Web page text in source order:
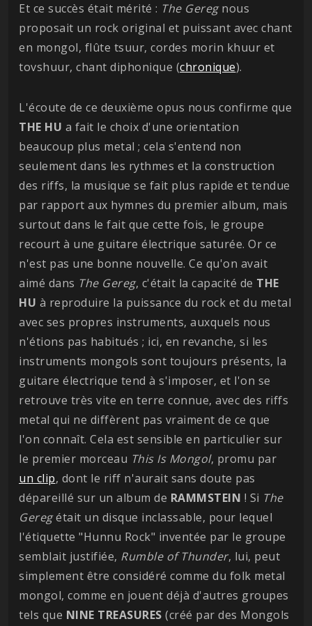
Et ce succès était mérité : The Geregnous
proposait un rock original et puissant avec chant
en mongol, flûte tsuur, cordes morin khuur et
tovshuur, chant diphonique (chronique).
L'écoute de ce deuxième opus nous confirme que
THE HU a fait le choix d'une orientation
beaucoup plus metal ; cela s'entend non
seulement dans les rythmes et la construction
des riffs, la musique se fait plus rapide et tendue
par rapport aux hymnes du premier album, mais
surtout dans le fait que cette fois, le groupe
recourt à une guitare électrique saturée. Or ce
n'est pas une bonne nouvelle. Ce qu'on avait
aimé dans The Gereg, c'était la capacité de THE
HU à reproduire la puissance du rock et du metal
avec ses propres instruments, auxquels nous
n'étions pas habitués ; ici, en revanche, si les
instruments mongols sont toujours présents, la
guitare électrique tend à s'imposer, et l'on se
retrouve très vite en terre connue, avec des riffs
metal qui ne diffèrent pas vraiment de ce que
l'on connaît. Cela est sensible en particulier sur
le premier morceau This Is Mongol, promu par
un clip, dont le riff n'aurait sans doute pas
dépareillé sur un album de RAMMSTEIN ! Si The
Geregétait un disque inclassable, pour lequel
l'étiquette "Hunnu Rock" inventée par le groupe
semblait justifiée, Rumble of Thunder, lui, peut
simplement être considéré comme du folk metal
mongol, comme en jouent déjà d'autres groupes
tels que NINE TREASURES (créé par des Mongols